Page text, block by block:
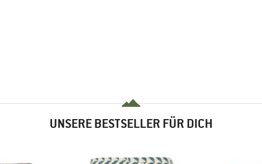
UNSERE BESTSELLER FÜR DICH